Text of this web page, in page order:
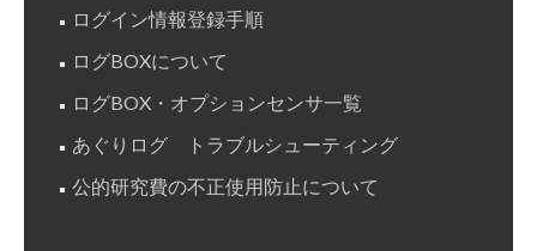
ログイン情報登録手順
ログBOXについて
ログBOX・オプションセンサ一覧
あぐりログ トラブルシューティング
公的研究費の不正使用防止について